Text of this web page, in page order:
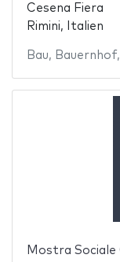
Cesena Fiera
Rimini, Italien
Bau, Bauernhof,
Mostra